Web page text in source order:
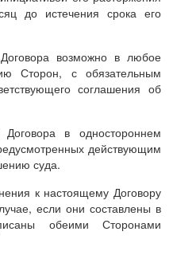
до истечения срока его
возможно в любое
Сторон, с обязательным
соглашения об
в одностороннем
действующим
суда.
к настоящему Договору
если они составлены в
обеими Сторонами